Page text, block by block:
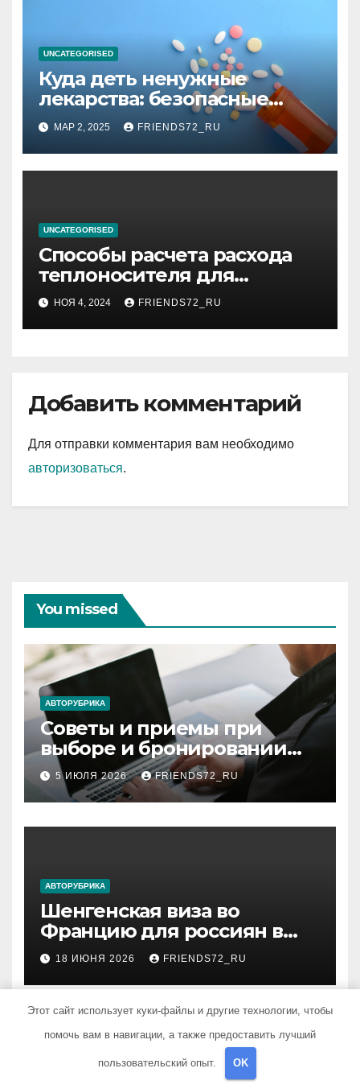
UNCATEGORISED
Куда деть ненужные
лекарства: безопасные
способы утилизации
МАР 2, 2025 FRIENDS72_RU
UNCATEGORISED
Способы расчета расхода
теплоносителя для
системы отопления
НОЯ 4, 2024 FRIENDS72_RU
Добавить комментарий
Для отправки комментария вам необходимо
авторизоваться.
You missed
АВТОРУБРИКА
Советы и приемы при
выборе и бронировании
авиабилетов
5 ИЮЛЯ 2026 FRIENDS72_RU
АВТОРУБРИКА
Шенгенская виза во
Францию для россиян в
2026 году: сроки от 3 дней
и список необходимых
документов
18 ИЮНЯ 2026 FRIENDS72_RU
ДОСТОПРИМЕЧАТЕЛЬНОСТИ
Этот сайт использует куки-файлы и другие технологии, чтобы
помочь вам в навигации, а также предоставить лучший
пользовательский опыт. OK